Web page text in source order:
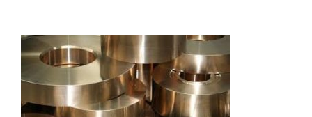
Acier
Autres produits